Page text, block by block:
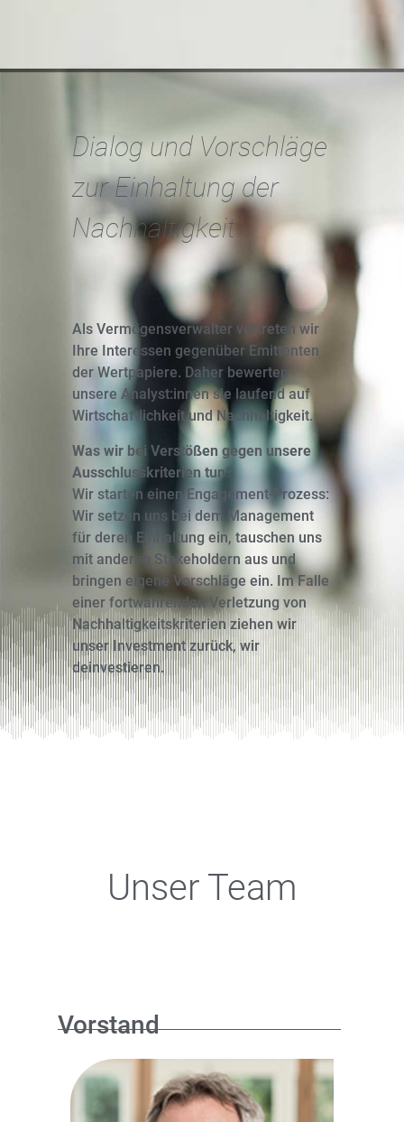
Als Vermögensverwalter vertreten wir
Ihre Interessen gegenüber Emittenten
der Wertpapiere. Daher bewerten
unsere Analyst:innen sie laufend auf
Wirtschaftlichkeit und Nachhaltigkeit.
Was wir bei Verstößen gegen unsere
Ausschlusskriterien tun?
Wir starten einen Engagement-Prozess:
Wir setzen uns bei dem Management
für deren Einhaltung ein, tauschen uns
mit anderen Stakeholdern aus und
bringen eigene Vorschläge ein. Im Falle
einer fortwährenden Verletzung von
Nachhaltigkeitskriterien ziehen wir
unser Investment zurück, wir
deinvestieren.
Dialog und Vorschläge
zur Einhaltung der
Nachhaltigkeit
Unser Team
Vorstand